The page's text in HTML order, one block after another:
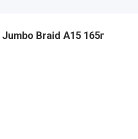
Braid А15 165г